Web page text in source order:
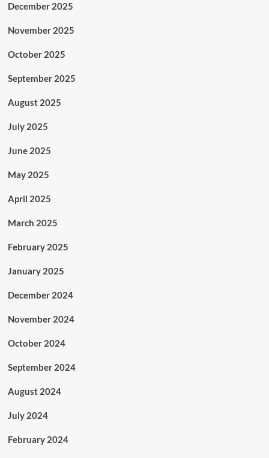
December 2025
November 2025
October 2025
September 2025
August 2025
July 2025
June 2025
May 2025
April 2025
March 2025
February 2025
January 2025
December 2024
November 2024
October 2024
September 2024
August 2024
July 2024
February 2024